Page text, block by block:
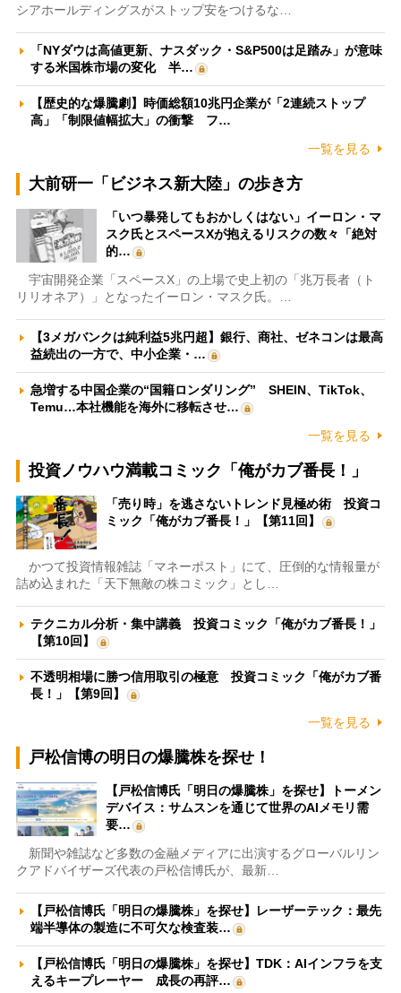
シアホールディングスがストップ安をつけるな…
「NYダウは高値更新、ナスダック・S&P500は足踏み」が意味
する米国株市場の変化 半…
【歴史的な爆騰劇】時価総額10兆円企業が「2連続ストップ
高」「制限値幅拡大」の衝撃 フ…
一覧を見る
大前研一「ビジネス新大陸」の歩き方
「いつ暴発してもおかしくはない」イーロン・マ
スク氏とスペースXが抱えるリスクの数々「絶対
的…
宇宙開発企業「スペースX」の上場で史上初の「兆万長者（ト
リリオネア）」となったイーロン・マスク氏。…
【3メガバンクは純利益5兆円超】銀行、商社、ゼネコンは最高
益続出の一方で、中小企業・…
急増する中国企業の“国籍ロンダリング” SHEIN、TikTok、
Temu…本社機能を海外に移転させ…
一覧を見る
投資ノウハウ満載コミック「俺がカブ番長！」
「売り時」を逃さないトレンド見極め術 投資コ
ミック「俺がカブ番長！」【第11回】
かつて投資情報雑誌「マネーポスト」にて、圧倒的な情報量が
詰め込まれた「天下無敵の株コミック」とし…
テクニカル分析・集中講義 投資コミック「俺がカブ番長！」
【第10回】
不透明相場に勝つ信用取引の極意 投資コミック「俺がカブ番
長！」【第9回】
一覧を見る
戸松信博の明日の爆騰株を探せ！
【戸松信博氏「明日の爆騰株」を探せ】トーメン
デバイス：サムスンを通じて世界のAIメモリ需
要…
新聞や雑誌など多数の金融メディアに出演するグローバルリン
クアドバイザーズ代表の戸松信博氏が、最新…
【戸松信博氏「明日の爆騰株」を探せ】レーザーテック：最先
端半導体の製造に不可欠な検査装…
【戸松信博氏「明日の爆騰株」を探せ】TDK：AIインフラを支
えるキープレーヤー 成長の再評…